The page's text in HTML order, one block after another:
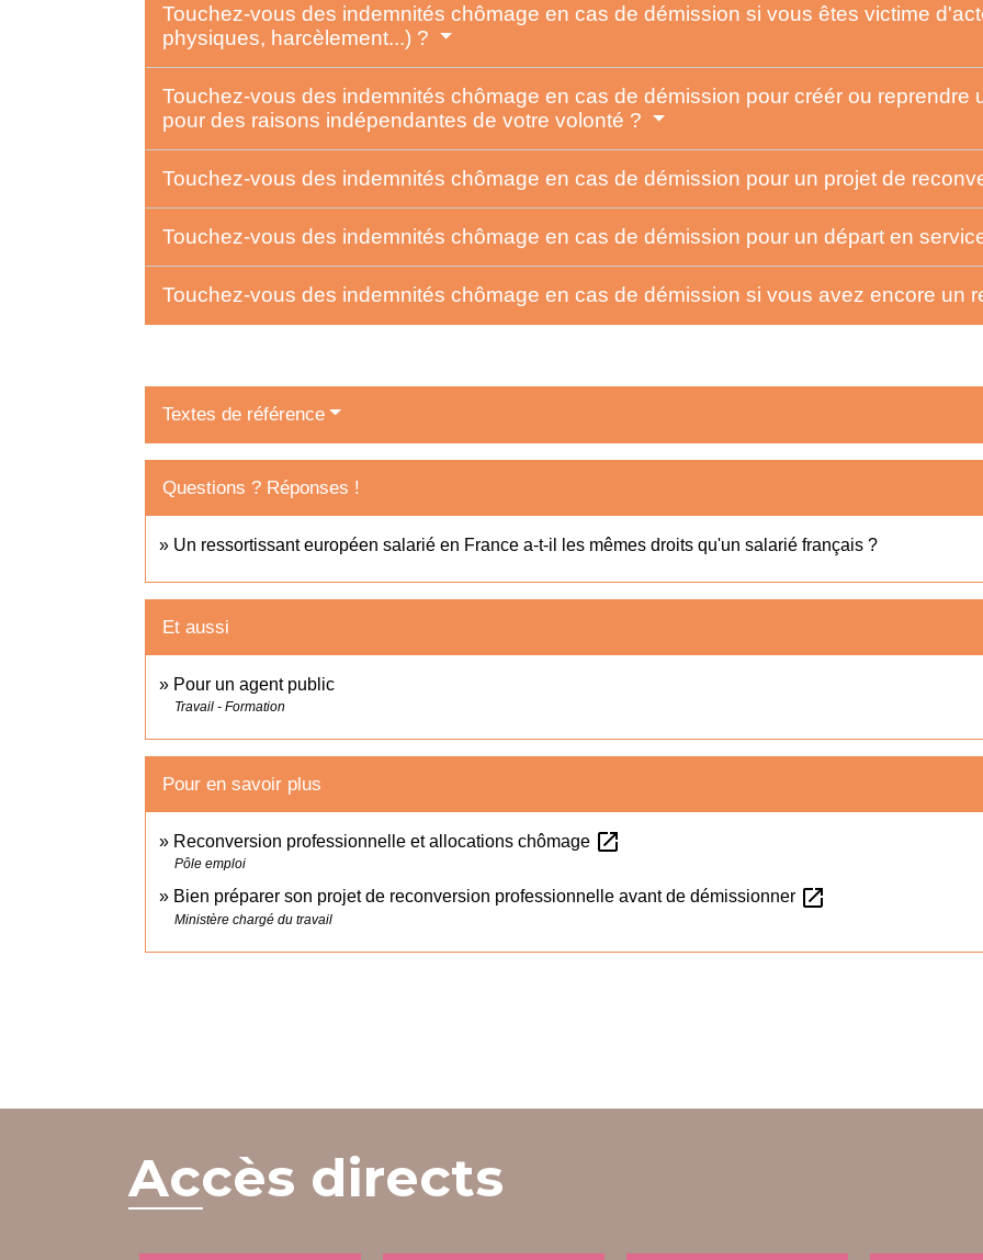
Touchez-vous des indemnités chômage en cas de démission si vous êtes victime
physiques, harcèlement...) ?
Touchez-vous des indemnités chômage en cas de démission pour créér ou reprendre
pour des raisons indépendantes de votre volonté ?
Touchez-vous des indemnités chômage en cas de démission pour un projet de
Touchez-vous des indemnités chômage en cas de démission pour un départ en
Touchez-vous des indemnités chômage en cas de démission si vous avez encore un
Textes de référence
Questions ? Réponses !
Un ressortissant européen salarié en France a-t-il les mêmes droits qu'un salarié français ?
Et aussi
Pour un agent public
Travail - Formation
Pour en savoir plus
Reconversion professionnelle et allocations chômage open_in_new
Pôle emploi
Bien préparer son projet de reconversion professionnelle avant de démissionner open_in_new
Ministère chargé du travail
Accès directs